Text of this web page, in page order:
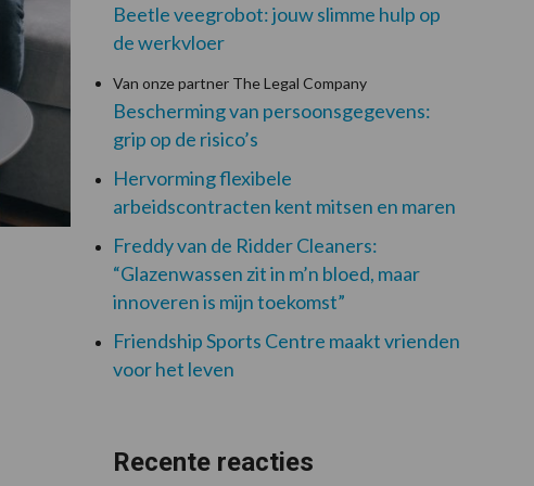
Beetle veegrobot: jouw slimme hulp op
de werkvloer
Van onze partner The Legal Company
Bescherming van persoonsgegevens:
grip op de risico’s
Hervorming flexibele
arbeidscontracten kent mitsen en maren
Freddy van de Ridder Cleaners:
“Glazenwassen zit in m’n bloed, maar
innoveren is mijn toekomst”
Friendship Sports Centre maakt vrienden
voor het leven
Recente reacties